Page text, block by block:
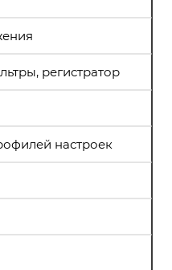
регистратор
настроек